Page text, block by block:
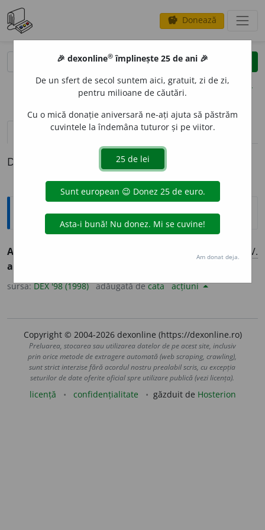
savings Donează
clear
opțiuni
definiții (1) pronunțievolume_up (5)
Definiția cu ID-ul 848:
Explicative DEX
ADECV
V.
adecva.
sursa:DEX '98 (1998) adăugată decata acțiuni
Copyright © 2004-2026 dexonline (https://dexonline.ro)
Preluarea, stocarea sau utilizarea datelor de pe acest site, inclusiv
prin orice metode de extragere automată (web scraping, crawling),
sunt strict interzise fără acordul nostru prealabil scris, cu excepția
seturilor de date oferite oficial spre utilizare publică (vezi licența).
licență confidențialitate găzduit de Hosterion
🎉 dexonline® împlinește 25 de ani 🎉
De un sfert de secol suntem aici, gratuit, zi de zi,
pentru milioane de căutări.
Cu o mică donație aniversară ne-ați ajuta să păstrăm
cuvintele la îndemâna tuturor și pe viitor.
Am donat deja.